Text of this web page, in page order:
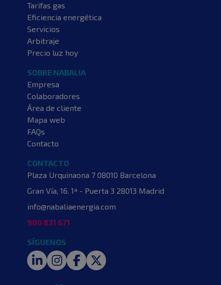
CONTACTO
Plaza Urquinaona 7 08010 Barcelona
Gran Vía, 16. 1ª - Puerta 3 28013 Madrid
info@nabaliaenergia.com
900 831 671
Tarifas gas
Eficiencia energética
Servicios
Arbitraje
Precio luz hoy
SOBRE NABALIA
Empresa
Colaboradores
Área de cliente
Mapa web
FAQs
Contacto
SÍGUENOS
LinkedInInstagram
FacebookTwitter